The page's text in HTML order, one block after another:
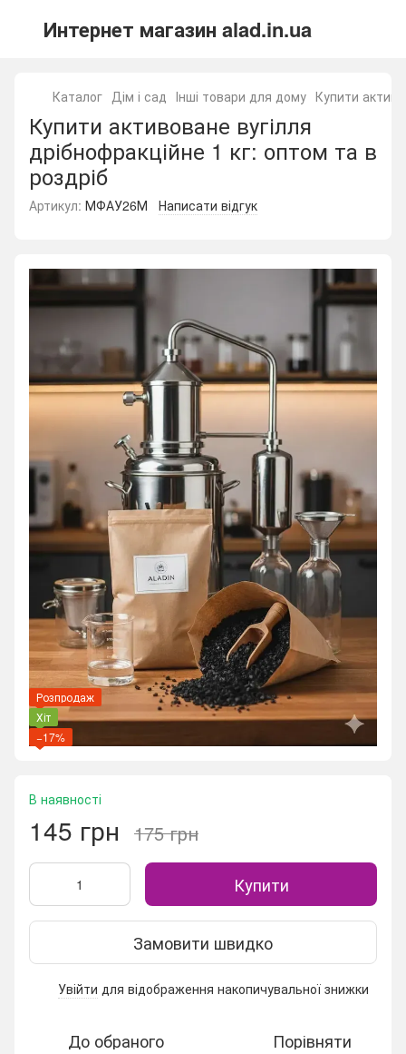
Интернет магазин alad.in.ua
Каталог Дім і сад Інші товари для дому Купити
Купити активоване вугілля
дрібнофракційне 1 кг: оптом та в
роздріб
Артикул: МФАУ26М Написати відгук
Розпродаж
Хіт
−17%
В наявності
145 грн 175 грн
Купити
Замовити швидко
Увійти для відображення накопичувальної знижки
До обраного Порівняти